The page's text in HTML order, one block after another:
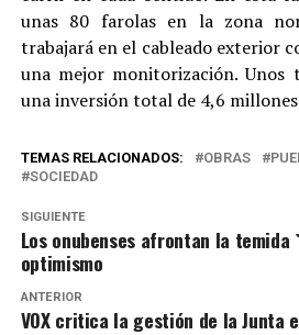
unas 80 farolas en la zona
trabajará en el cableado exterior
una mejor monitorización. Unos
una inversión total de 4,6 millones
TEMAS RELACIONADOS: OBRAS
SOCIEDAD
SIGUIENTE
Los onubenses afrontan la temida
optimismo
ANTERIOR
VOX critica la gestión de la Junta